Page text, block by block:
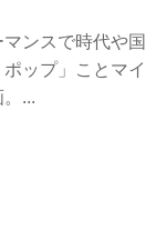
ンスで時代や国
ップ」ことマイ
...